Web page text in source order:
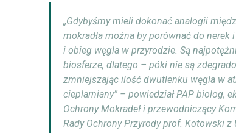
„Gdybyśmy mieli dokonać analogii
mokradła można by porównać do
i obieg węgla w przyrodzie. Są
biosferze, dlatego – póki nie są
zmniejszając ilość dwutlenku węgla w
cieplarniany” – powiedział PAP biolog,
Ochrony Mokradeł i przewodniczący
Rady Ochrony Przyrody prof. Kotowski